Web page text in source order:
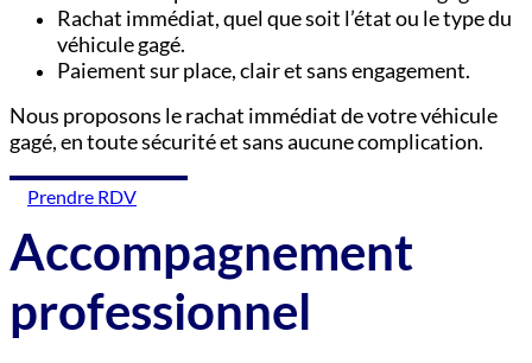
Rachat immédiat, quel que soit l’état ou le type du
véhicule gagé.
Paiement sur place, clair et sans engagement.
Nous proposons le rachat immédiat de votre véhicule
gagé, en toute sécurité et sans aucune complication.
Prendre RDV
Accompagnement
professionnel